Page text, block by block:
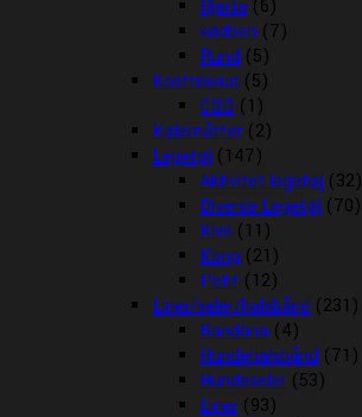
Hjerte (6)
kødben (7)
Rund (5)
Kosttilskud (5)
CBD (1)
Kølemåtter (2)
Legetøj (147)
Aktivitet legetøj (32)
Diverse Legetøj (70)
Kiwi (11)
Kong (21)
Petit (12)
Liner/seler/halsbånd (231)
Bandana (4)
Hundehalsbånd (71)
Hundeseler (53)
Liner (93)